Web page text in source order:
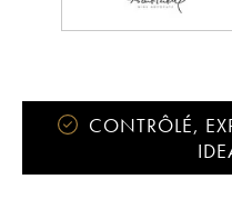
CONTRÔLÉ,